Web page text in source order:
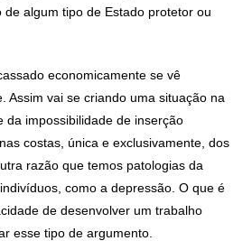
algum tipo de Estado protetor ou
economicamente se vê
Assim vai se criando uma situação na
da impossibilidade de inserção
costas, única e exclusivamente, dos
razão que temos patologias da
como a depressão. O que é
de desenvolver um trabalho
esse tipo de argumento.